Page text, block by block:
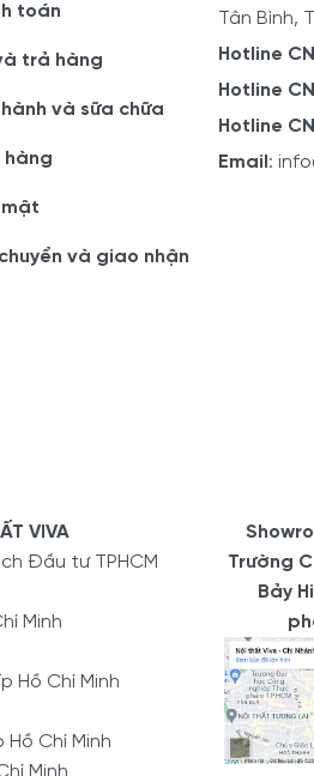
toán
trả hàng
và sữa chữa
hàng
mật
và giao nhận
Tân Bình,
Hotline
Hotline
Hotline
Email :
VIVA
Đầu tư TPHCM
Minh
Hồ Chí Minh
Hồ Chí Minh
Minh
Trường
Bảy